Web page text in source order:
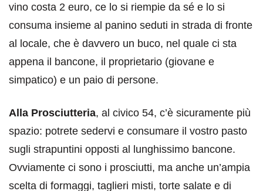
vino costa 2 euro, ce lo si riempie da sé e lo si
consuma insieme al panino seduti in strada di fronte
al locale, che è davvero un buco, nel quale ci sta
appena il bancone, il proprietario (giovane e
simpatico) e un paio di persone.
Alla Prosciutteria, al civico 54, c’è sicuramente più
spazio: potrete sedervi e consumare il vostro pasto
sugli strapuntini opposti al lunghissimo bancone.
Ovviamente ci sono i prosciutti, ma anche un’ampia
scelta di formaggi, taglieri misti, torte salate e di